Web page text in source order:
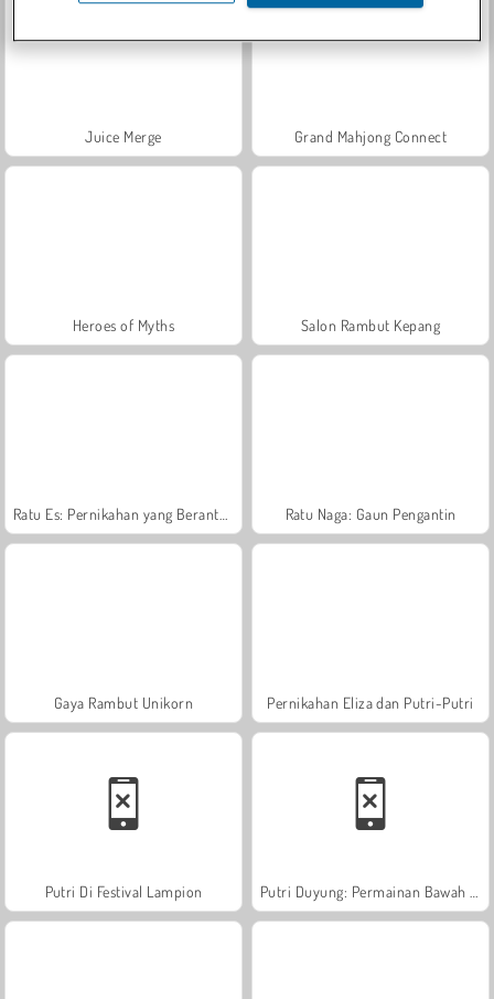
Juice Merge Grand Mahjong Connect
Heroes of Myths Salon Rambut Kepang
Ratu Naga: Gaun Pengantin
Gaya Rambut Unikorn Pernikahan Eliza dan Putri-Putri
Putri Di Festival Lampion